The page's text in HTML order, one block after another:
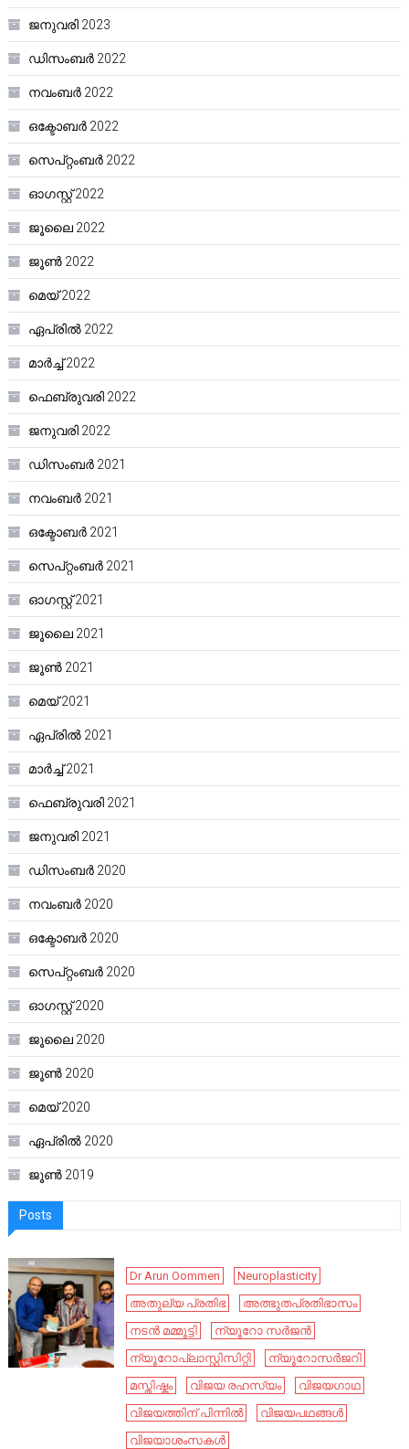
ജനുവരി 2023
ഡിസംബർ 2022
നവംബർ 2022
ഒക്ടോബർ 2022
സെപ്റ്റംബർ 2022
ഓഗസ്റ്റ്‌ 2022
ജൂലൈ 2022
ജൂൺ 2022
മെയ്‌ 2022
ഏപ്രിൽ 2022
മാർച്ച്‌ 2022
ഫെബ്രുവരി 2022
ജനുവരി 2022
ഡിസംബർ 2021
നവംബർ 2021
ഒക്ടോബർ 2021
സെപ്റ്റംബർ 2021
ഓഗസ്റ്റ്‌ 2021
ജൂലൈ 2021
ജൂൺ 2021
മെയ്‌ 2021
ഏപ്രിൽ 2021
മാർച്ച്‌ 2021
ഫെബ്രുവരി 2021
ജനുവരി 2021
ഡിസംബർ 2020
നവംബർ 2020
ഒക്ടോബർ 2020
സെപ്റ്റംബർ 2020
ഓഗസ്റ്റ്‌ 2020
ജൂലൈ 2020
ജൂൺ 2020
മെയ്‌ 2020
ഏപ്രിൽ 2020
ജൂൺ 2019
Posts
Dr Arun Oommen
Neuroplasticity
അതുല്യ പ്രതിഭ
അത്ഭുതപ്രതിഭാസം
നടൻ മമ്മൂട്ടി
ന്യൂറോ സർജൻ
ന്യൂറോപ്ലാസ്റ്റിസിറ്റി
ന്യൂറോസർജറി
മസ്തിഷ്കം
വിജയ രഹസ്യം
വിജയഗാഥ
വിജയത്തിന് പിന്നിൽ
വിജയപഥങ്ങൾ
വിജയാശംസകൾ